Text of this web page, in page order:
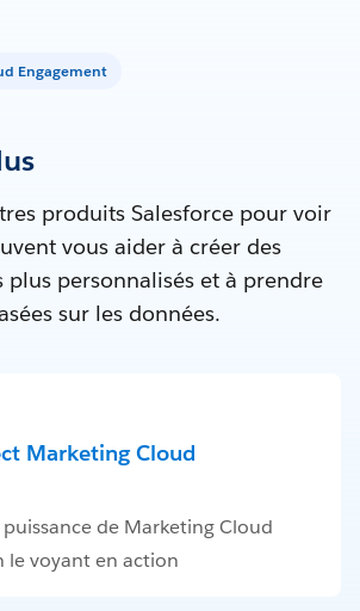
Engagement
produits Salesforce pour voir
vous aider à créer des
plus personnalisés et à prendre
sur les données.
Marketing Cloud
de Marketing Cloud
le voyant en action